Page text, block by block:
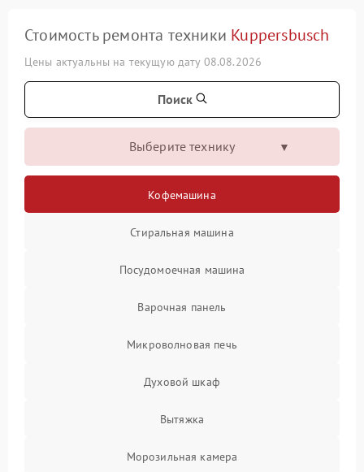
Стоимость ремонта техники Kuppersbusch
Цены актуальны на текущую дату 08.08.2026
Поиск
Выберите технику
Кофемашина
Стиральная машина
Посудомоечная машина
Варочная панель
Микроволновая печь
Духовой шкаф
Вытяжка
Морозильная камера